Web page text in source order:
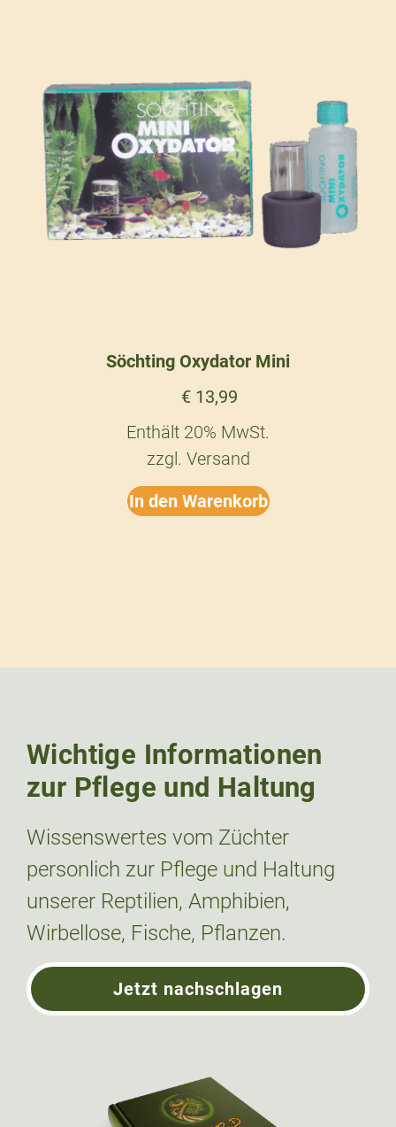
Söchting Oxydator Mini
€13,99
Enthält 20% MwSt.
zzgl. Versand
In den Warenkorb
Wichtige Informationen
zur Pflege und Haltung
Wissenswertes vom Züchter
personlich zur Pflege und Haltung
unserer Reptilien, Amphibien,
Wirbellose, Fische, Pflanzen.
Jetzt nachschlagen